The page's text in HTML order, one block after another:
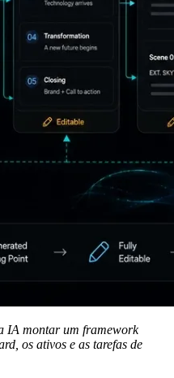
IA montar um framework
os ativos e as tarefas de